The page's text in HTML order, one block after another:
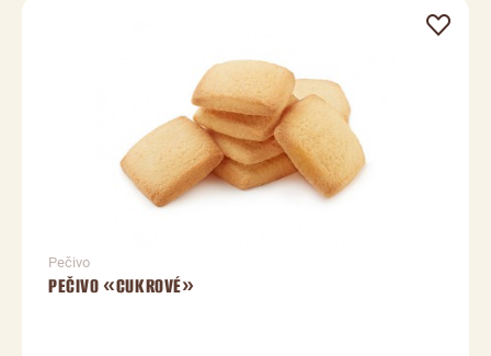
Pečivo
PEČIVO «CUKROVÉ»